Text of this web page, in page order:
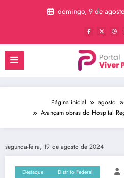
domingo, 9 de
Página inicial agosto
Avançam obras do Hospital
segunda-feira, 19 de agosto de 2024
Destaque Distrito Federal